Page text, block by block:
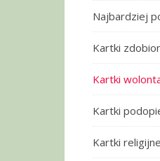
Najbardziej
Kartki
Kartki
Kartki
Kartki religijne